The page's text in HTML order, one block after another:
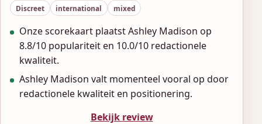
Discreet international mixed
Onze scorekaart plaatst Ashley Madison op
8.8/10 populariteit en 10.0/10 redactionele
kwaliteit.
Ashley Madison valt momenteel vooral op door
redactionele kwaliteit en positionering.
Bekijk review